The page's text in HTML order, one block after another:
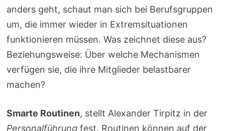
anders geht, schaut man sich bei Berufsgruppen
um, die immer wieder in Extremsituationen
funktionieren müssen. Was zeichnet diese aus?
Beziehungsweise: Über welche Mechanismen
verfügen sie, die ihre Mitglieder belastbarer
machen?
Smarte Routinen, stellt Alexander Tirpitz in der
Personalführungfest. Routinen können auf der